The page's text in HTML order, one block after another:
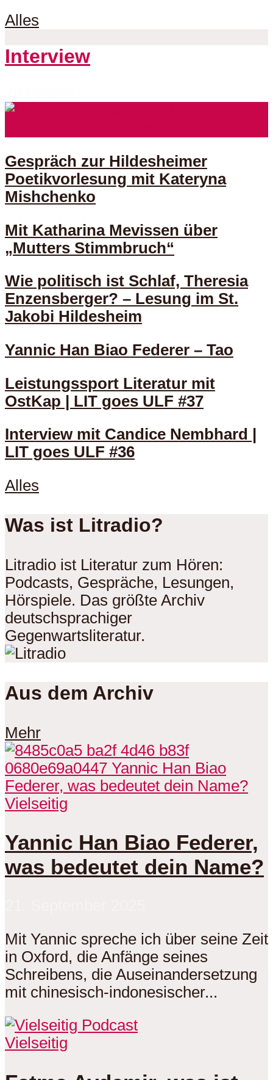
Alles
Interview
Gespräch zur Hildesheimer
Poetikvorlesung mit Kateryna
Mishchenko
Mit Katharina Mevissen über
„Mutters Stimmbruch“
Wie politisch ist Schlaf, Theresia
Enzensberger? – Lesung im St.
Jakobi Hildesheim
Yannic Han Biao Federer – Tao
Leistungssport Literatur mit
OstKap | LIT goes ULF #37
Interview mit Candice Nembhard |
LIT goes ULF #36
Alles
Was ist Litradio?
Litradio ist Literatur zum Hören:
Podcasts, Gespräche, Lesungen,
Hörspiele. Das größte Archiv
deutschsprachiger
Gegenwartsliteratur.
Aus dem Archiv
Mehr
Vielseitig
Yannic Han Biao Federer,
was bedeutet dein Name?
Mit Yannic spreche ich über seine Zeit
in Oxford, die Anfänge seines
Schreibens, die Auseinandersetzung
mit chinesisch-indonesischer...
Vielseitig